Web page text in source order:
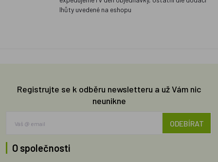
lhůty uvedené na eshopu
Registrujte se k odběru newsletteru a už Vám nic
neunikne
ODEBÍRAT
O společnosti